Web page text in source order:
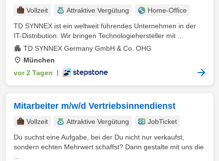
Vollzeit Attraktive Vergütung
Home-Office
TD SYNNEX ist ein weltweit führendes Unternehmen in der
IT-Distribution. Wir bringen Technologiehersteller mit ...
TD SYNNEX Germany GmbH & Co. OHG
München
vor 2 Tagen
Mitarbeiter m/w/d Vertriebsinnendienst
Vollzeit Attraktive Vergütung
JobTicket
Du suchst eine Aufgabe, bei der Du nicht nur verkaufst,
sondern echten Mehrwert schaffst? Dann gestalte mit uns die